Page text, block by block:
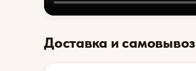
Доставка и самовывоз